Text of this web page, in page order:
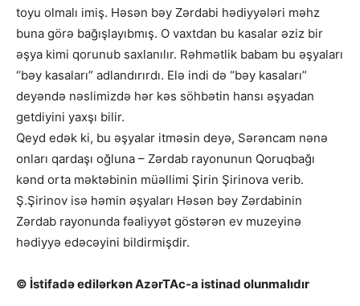
toyu olmalı imiş. Həsən bəy Zərdabi hədiyyələri məhz
buna görə bağışlayıbmış. O vaxtdan bu kasalar əziz bir
əşya kimi qorunub saxlanılır. Rəhmətlik babam bu əşyaları
“bəy kasaları” adlandırırdı. Elə indi də “bəy kasaları”
deyəndə nəslimizdə hər kəs söhbətin hansı əşyadan
getdiyini yaxşı bilir.
Qeyd edək ki, bu əşyalar itməsin deyə, Sərəncam nənə
onları qardaşı oğluna – Zərdab rayonunun Qoruqbağı
kənd orta məktəbinin müəllimi Şirin Şirinova verib.
Ş.Şirinov isə həmin əşyaları Həsən bəy Zərdabinin
Zərdab rayonunda fəaliyyət göstərən ev muzeyinə
hədiyyə edəcəyini bildirmişdir.
© İstifadə edilərkən AzərTAc-a istinad olunmalıdır